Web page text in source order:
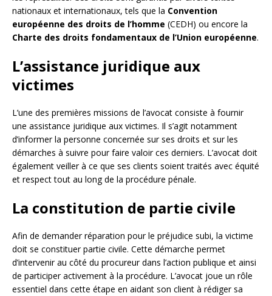
nationaux et internationaux, tels que la Convention
européenne des droits de l’homme (CEDH) ou encore la
Charte des droits fondamentaux de l’Union européenne.
L’assistance juridique aux
victimes
L’une des premières missions de l’avocat consiste à fournir
une assistance juridique aux victimes. Il s’agit notamment
d’informer la personne concernée sur ses droits et sur les
démarches à suivre pour faire valoir ces derniers. L’avocat doit
également veiller à ce que ses clients soient traités avec équité
et respect tout au long de la procédure pénale.
La constitution de partie civile
Afin de demander réparation pour le préjudice subi, la victime
doit se constituer partie civile. Cette démarche permet
d’intervenir au côté du procureur dans l’action publique et ainsi
de participer activement à la procédure. L’avocat joue un rôle
essentiel dans cette étape en aidant son client à rédiger sa